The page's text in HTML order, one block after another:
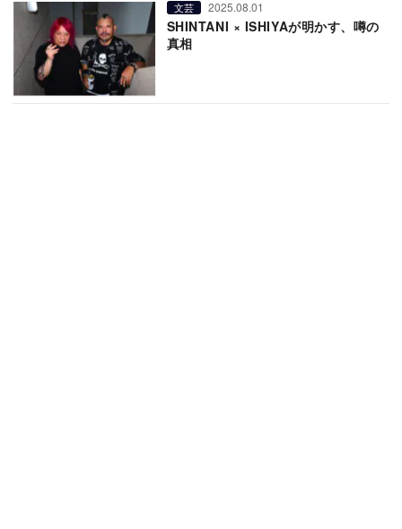
文芸 2025.08.01
SHINTANI × ISHIYAが明かす、噂の
真相